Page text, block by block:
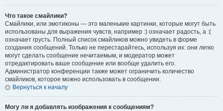
Что такое смайлики?
Смайлики, или эмотиконы — это маленькие картинки, которые могут быть
использованы для выражения чувств, например :) означает радость, а :(
означает грусть. Полный список смайликов можно увидеть в форме
создания сообщений. Только не перестарайтесь, используя их: они легко
могут сделать сообщение нечитаемым, и модератор может
отредактировать ваше сообщение или вообще удалить его.
Администратор конференции также может ограничить количество
смайликов, которое можно использовать в сообщении.
Вернуться к началу
Могу ли я добавлять изображения к сообщениям?